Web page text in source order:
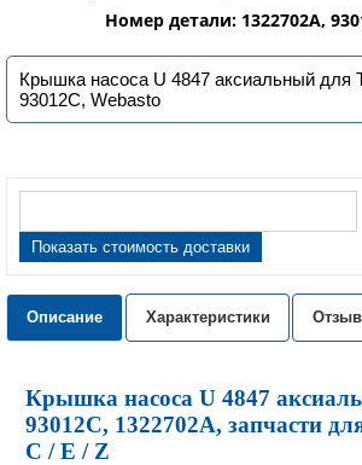
Номер детали: 1322702A,
Крышка насоса U 4847 аксиальный для
93012С, Webasto
Показать стоимость доставки
Описание Характеристики
Крышка насоса U 4847
93012С, 1322702A, запчасти
C / E / Z